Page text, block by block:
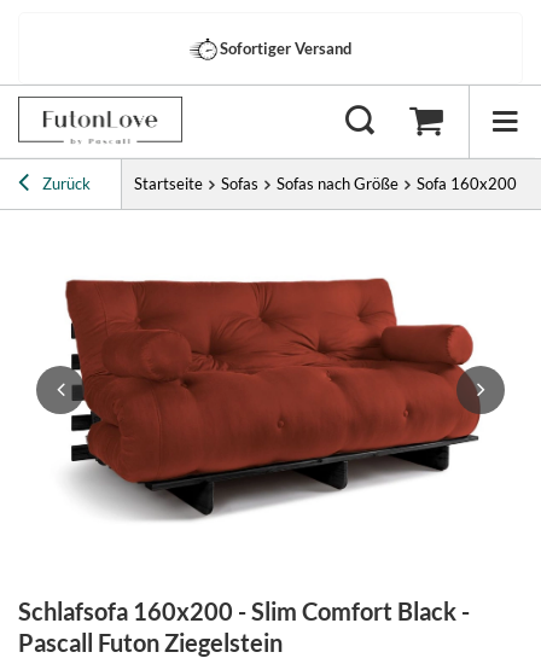
Sofortiger Versand
Zurück Startseite Sofas Sofas nach Größe Sofa 160x200
Schlafsofa 160x200 - Slim Comfort Black -
Pascall Futon Ziegelstein